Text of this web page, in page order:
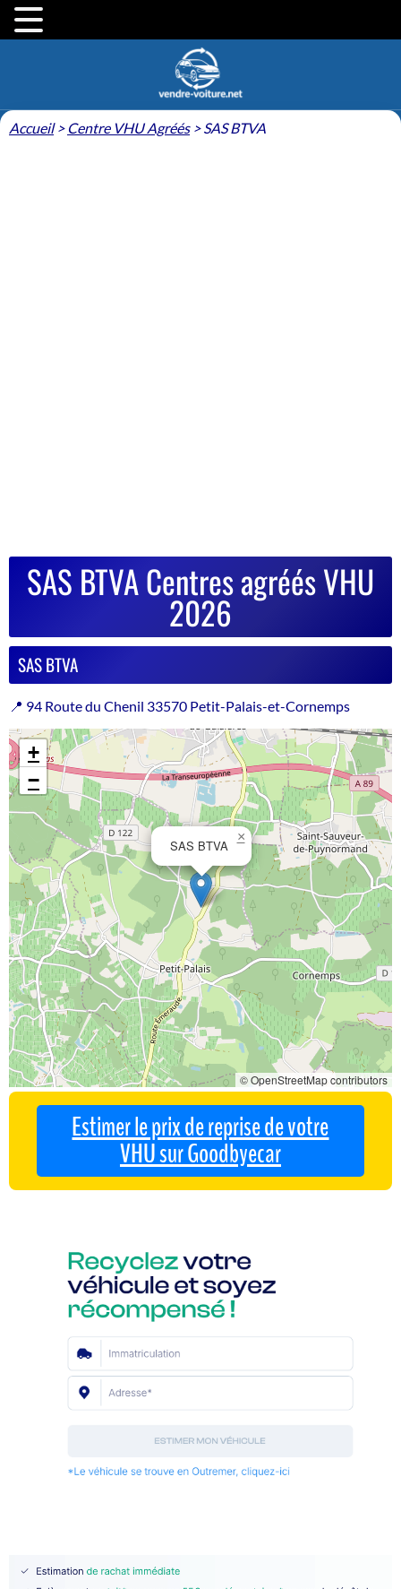
Accueil> Centre VHU Agréés>SAS BTVA
SAS BTVA Centres agréés VHU
2026
SAS BTVA
📍 94 Route du Chenil 33570 Petit-Palais-et-Cornemps
SAS BTVA
×
+
−
© OpenStreetMap contributors
Estimer le prix de reprise de votre
VHU sur Goodbyecar